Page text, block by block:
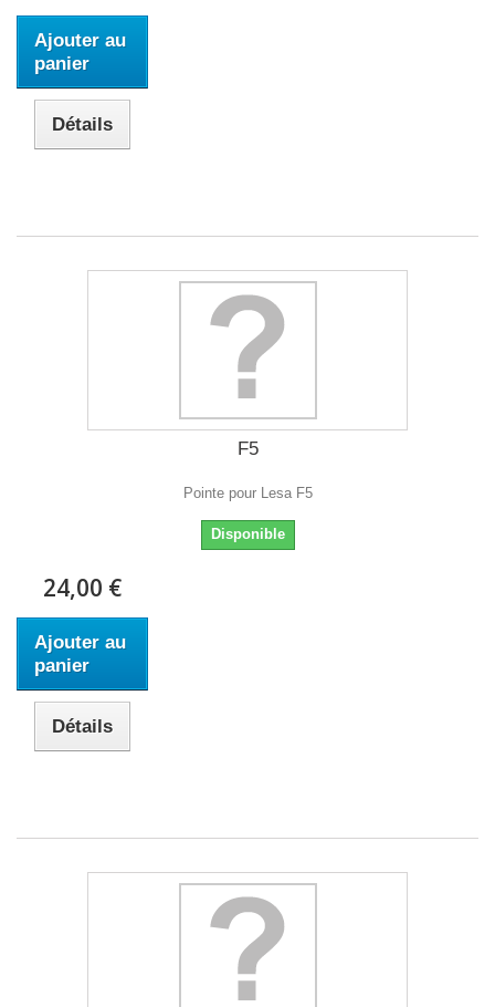
Ajouter au
panier
Détails
F5
Pointe pour Lesa F5
Disponible
24,00 €
Ajouter au
panier
Détails